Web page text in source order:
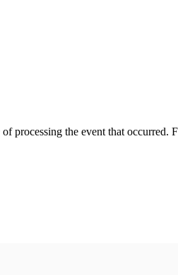
processing the event that occurred.